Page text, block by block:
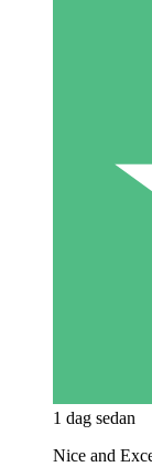
1 dag sedan
Nice and